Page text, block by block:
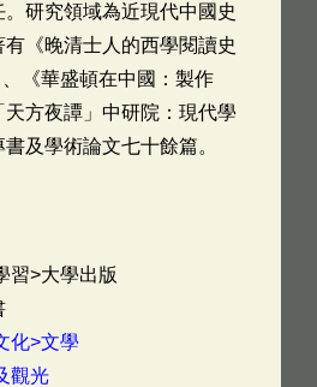
研究領域為近現代中國史
《晚清士人的西學閱讀史
、《華盛頓在中國：製作
天方夜譚」中研院：現代學
及學術論文七十餘篇。
習>大學出版
化>文學
觀光